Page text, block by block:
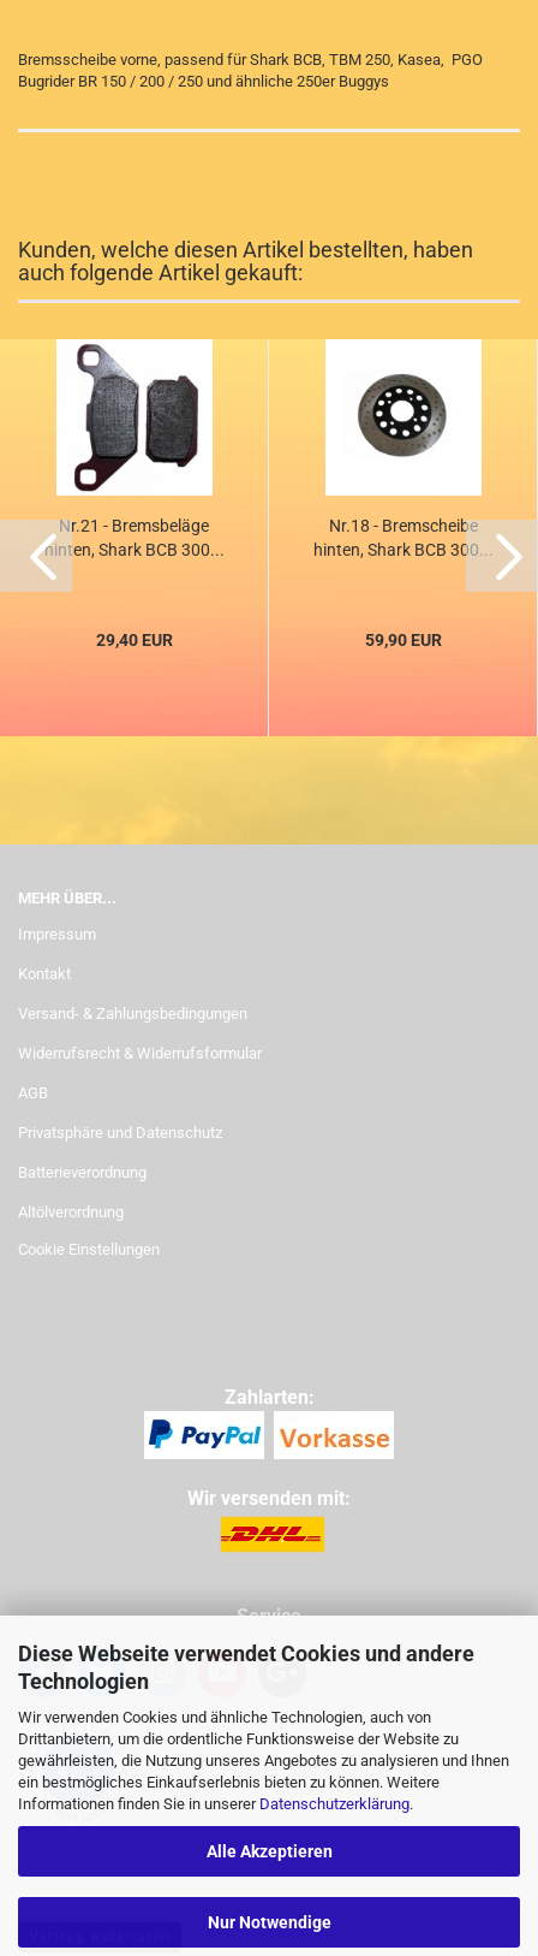
Diese Webseite verwendet Cookies und andere
Technologien
Wir verwenden Cookies und ähnliche Technologien, auch von
Drittanbietern, um die ordentliche Funktionsweise der Website zu
gewährleisten, die Nutzung unseres Angebotes zu analysieren und Ihnen
ein bestmögliches Einkaufserlebnis bieten zu können. Weitere
Informationen finden Sie in unserer Datenschutzerklärung.
Alle Akzeptieren
Nur Notwendige
Bremsscheibe vorne, passend für Shark BCB, TBM 250, Kasea, PGO
Bugrider BR 150 / 200 / 250 und ähnliche 250er Buggys
Kunden, welche diesen Artikel bestellten, haben
auch folgende Artikel gekauft:
Nr.21 - Bremsbeläge
hinten, Shark BCB 300...
29,40 EUR
Nr.18 - Bremscheibe
hinten, Shark BCB 300...
59,90 EUR
MEHR ÜBER...
Impressum
Kontakt
Versand- & Zahlungsbedingungen
Widerrufsrecht & Widerrufsformular
AGB
Privatsphäre und Datenschutz
Batterieverordnung
Altölverordnung
Cookie Einstellungen
Zahlarten:
Wir versenden mit:
Service
Tel: 09971 760732
Mail: info@buggycity.eu